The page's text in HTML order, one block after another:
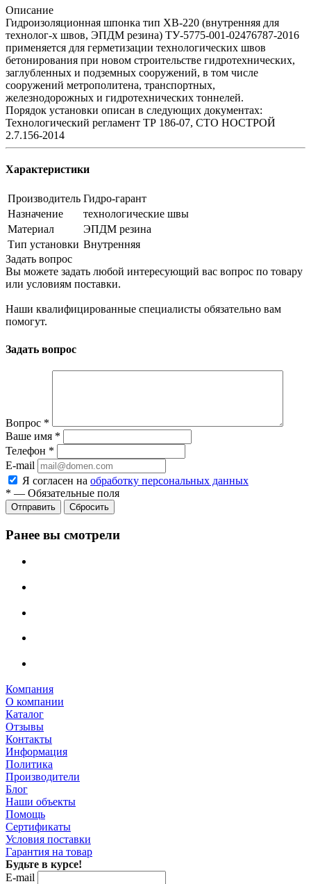
Описание
Гидроизоляционная шпонка тип ХВ-220 (внутренняя для
технолог-х швов, ЭПДМ резина) ТУ-5775-001-02476787-2016
применяется для герметизации технологических швов
бетонирования при новом строительстве гидротехнических,
заглубленных и подземных сооружений, в том числе
сооружений метрополитена, транспортных,
железнодорожных и гидротехнических тоннелей.
Порядок установки описан в следующих документах:
Технологический регламент ТР 186-07, СТО НОСТРОЙ
2.7.156-2014
Характеристики
Производитель Гидро-гарант
Назначение
технологические швы
Материал
ЭПДМ резина
Тип установки Внутренняя
Задать вопрос
Вы можете задать любой интересующий вас вопрос по товару
или условиям поставки.
Наши квалифицированные специалисты обязательно вам
помогут.
Задать вопрос
Вопрос *
Ваше имя *
Телефон *
E-mail
Я согласен на обработку персональных данных
* — Обязательные поля
Сбросить
Ранее вы смотрели
Компания
О компании
Каталог
Отзывы
Контакты
Информация
Политика
Производители
Блог
Наши объекты
Помощь
Сертификаты
Условия поставки
Гарантия на товар
Будьте в курсе!
E-mail